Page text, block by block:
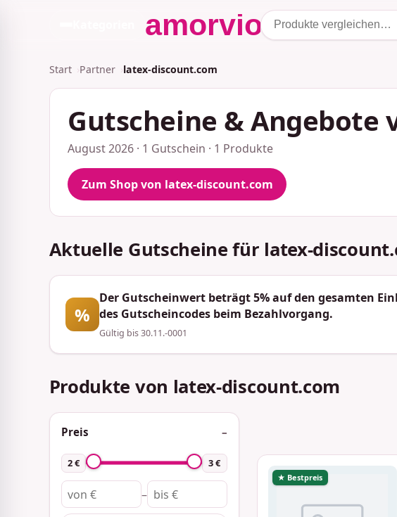
Start Partner latex-discount.com
Gutscheine & Angebote
August 2026 · 1 Gutschein · 1 Produkte
Zum Shop von latex-discount.com
Aktuelle Gutscheine für latex-
%
Der Gutscheinwert beträgt 5% auf den gesamten
des Gutscheincodes beim Bezahlvorgang.
Gültig bis 30.11.-0001
Produkte von latex-discount.com
Preis
2 € 3 €
–
★ Bestpreis